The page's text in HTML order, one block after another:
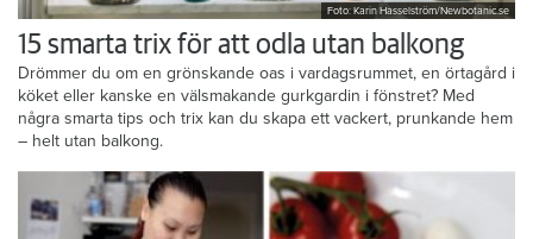
Foto: Karin Hasselström/Newbotanic.se
15 smarta trix för att odla utan balkong
Drömmer du om en grönskande oas i vardagsrummet, en örtagård i
köket eller kanske en välsmakande gurkgardin i fönstret? Med
några smarta tips och trix kan du skapa ett vackert, prunkande hem
– helt utan balkong.